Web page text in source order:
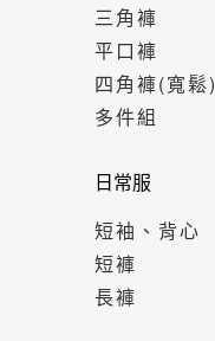
三角褲
平口褲
四角褲(寬鬆)
多件組
日常服
短袖、背心
短褲
長褲